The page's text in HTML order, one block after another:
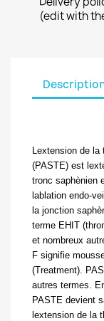
(edit with
Lextension de
(PASTE) est
tronc saphènien
lablation endo-
la jonction
terme EHIT
et nombreux
F signifie
(Treatment).
autres termes.
PASTE devient
lextension de